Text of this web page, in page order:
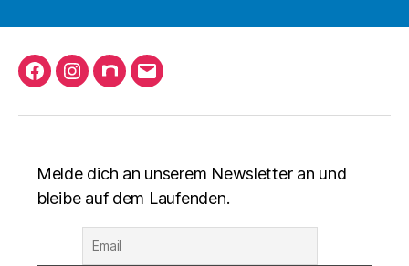
FacebookInstagram
nuLigaMail
Melde dich an unserem Newsletter an und
bleibe auf dem Laufenden.